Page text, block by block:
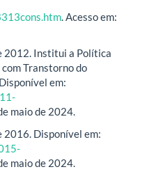
. Acesso em:
2012. Institui a Política
Transtorno do
em:
maio de 2024.
2016. Disponível em:
maio de 2024.